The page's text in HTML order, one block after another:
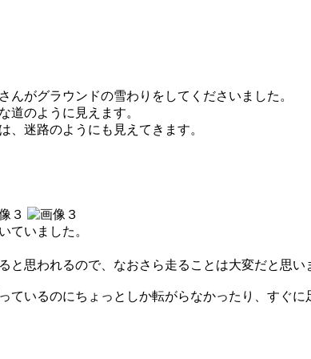
んがグラウンドの雪わりをしてくださいました。
道のように見えます。
、迷路のようにも見えてきます。
ていました。
思われるので、なおさら走ることは大変だと思い
ているのにちょっとしか転がらなかったり、すぐ